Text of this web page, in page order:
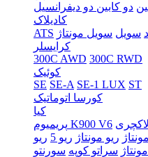
دو کابین دو دیفرانسیل
کادیلاک
ATS
سویل سویل مونتاژ
کرایسلر
300C AWD 300C RWD
کوئیک
SE SE-A SE-1 LUX ST
کورسا اتوماتیک
کیا
پریمیوم K900 V6
ریو مونتاژ ریو 5
سراتو کوپه